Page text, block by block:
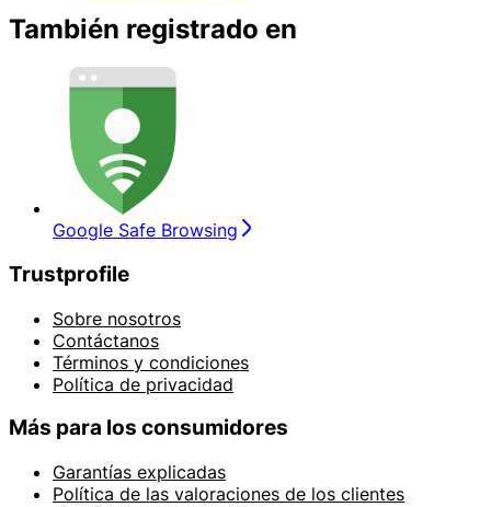
También registrado en
Google Safe Browsing
Trustprofile
Sobre nosotros
Contáctanos
Términos y condiciones
Política de privacidad
Más para los consumidores
Garantías explicadas
Política de las valoraciones de los clientes